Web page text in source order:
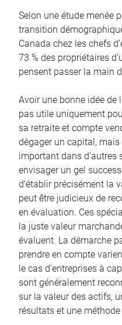
Selon une étude menée
transition
Canada chez les chefs
73 % des propriétaires
pensent passer la main
Avoir une bonne idée de
pas utile uniquement
sa retraite et compte
dégager un capital,
important dans d’autres
envisager un gel
d’établir précisément la
peut être judicieux de
en évaluation. Ces
la juste valeur
évaluent. La démarche
prendre en compte
le cas d’entreprises à
sont généralement
sur la valeur des actifs,
résultats et une